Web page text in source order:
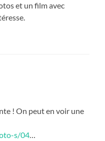
et un film avec
! On peut en voir une
s/04…